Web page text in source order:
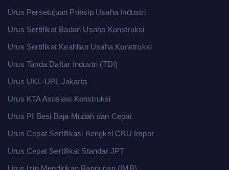
Urus Persetujuan Prinsip Usaha Industri
Urus Sertifikat Badan Usaha Konstruksi
Urus Sertifikat Keahlian Usaha Konstruksi
Urus Tanda Daftar Industri (TDI)
Urus UKL-UPL Jakarta
Urus KTA Asosiasi Konstruksi
Urus PI Besi Baja Mudah dan Cepat
Urus Cepat Sertifikasi Bengkel CBU Impor
Urus Cepat Sertifikat Standar JPT